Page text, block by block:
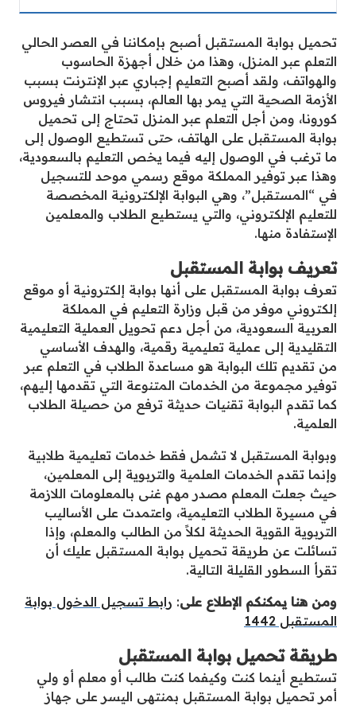
تحميل بوابة المستقبل أصبح بإمكاننا في العصر الحالي
التعلم عبر المنزل، وهذا من خلال أجهزة الحاسوب
والهواتف، ولقد أصبح التعليم إجباري عبر الإنترنت بسبب
الأزمة الصحية التي يمر بها العالم، بسبب انتشار فيروس
كورونا، ومن أجل التعلم عبر المنزل تحتاج إلى تحميل
بوابة المستقبل على الهاتف، حتى تستطيع الوصول إلى
ما ترغب في الوصول إليه فيما يخص التعليم بالسعودية،
وهذا عبر توفير المملكة موقع رسمي موحد للتسجيل
في “المستقبل”، وهي البوابة الإلكترونية المخصصة
للتعليم الإلكتروني، والتي يستطيع الطلاب والمعلمين
الإستفادة منها.
تعريف بوابة المستقبل
تعرف بوابة المستقبل على أنها بوابة إلكترونية أو موقع
إلكتروني موفر من قبل وزارة التعليم في المملكة
العربية السعودية، من أجل دعم تحويل العملية التعليمية
التقليدية إلى عملية تعليمية رقمية، والهدف الأساسي
من تقديم تلك البوابة هو مساعدة الطلاب في التعلم عبر
توفير مجموعة من الخدمات المتنوعة التي تقدمها إليهم،
كما تقدم البوابة تقنيات حديثة ترفع من حصيلة الطلاب
العلمية.
وبوابة المستقبل لا تشمل فقط خدمات تعليمية طلابية
وإنما تقدم الخدمات العلمية والتربوية إلى المعلمين،
حيث جعلت المعلم مصدر مهم غنى بالمعلومات اللازمة
في مسيرة الطلاب التعليمية، واعتمدت على الأساليب
التربوية القوية الحديثة لكلاً من الطالب والمعلم، وإذا
تسائلت عن طريقة تحميل بوابة المستقبل عليك أن
تقرأ السطور القليلة التالية.
ومن هنا يمكنكم الإطلاع على: رابط تسجيل الدخول بوابة
المستقبل 1442
طريقة تحميل بوابة المستقبل
تستطيع أينما كنت وكيفما كنت طالب أو معلم أو ولي
أمر تحميل بوابة المستقبل بمنتهى اليسر على جهاز